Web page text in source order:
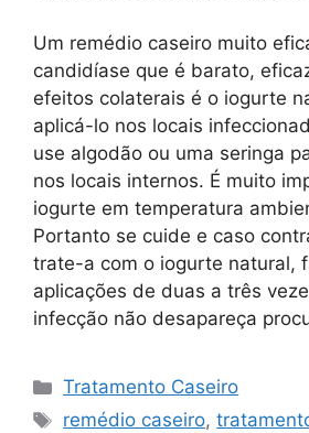
Um remédio caseiro muito
candidíase que é barato,
efeitos colaterais é o iogurte
aplicá-lo nos locais
use algodão ou uma seringa
nos locais internos. É muito
iogurte em temperatura
Portanto se cuide e caso
trate-a com o iogurte natural,
aplicações de duas a três
infecção não desapareça
Categorias
Tratamento Caseiro
Tags
remédio caseiro,